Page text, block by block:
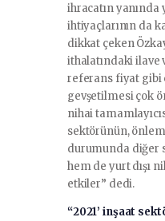
ihracatın yanında
ihtiyaçlarının da
dikkat çeken
ithalatındaki ilave
referans fiyat gibi
gevşetilmesi çok
nihai
sektörünün,
durumunda diğer
hem de yurt dışı
etkiler” dedi.
“2021’ inşaat